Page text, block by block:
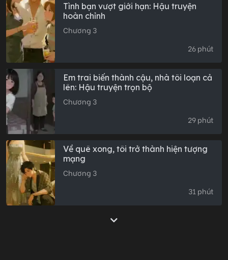
Tình bạn vượt giới hạn: Hậu truyện
hoàn chỉnh
Chương 3
26 phút
Em trai biến thành cậu, nhà tôi loạn cả
lên: Hậu truyện trọn bộ
Chương 3
29 phút
Về quê xong, tôi trở thành hiện tượng
mạng
Chương 3
31 phút